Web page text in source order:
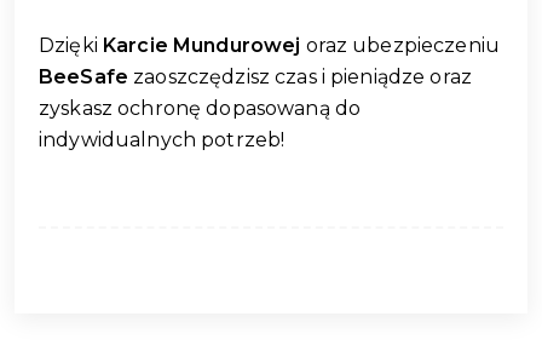
Dzięki Karcie Mundurowej oraz ubezpieczeniu
BeeSafe zaoszczędzisz czas i pieniądze oraz
zyskasz ochronę dopasowaną do
indywidualnych potrzeb!